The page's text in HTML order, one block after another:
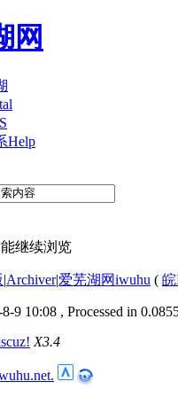
Help
继续浏览
|Archiver|爱芜湖网iwuhu ( 皖
9 10:08 , Processed in
X3.4